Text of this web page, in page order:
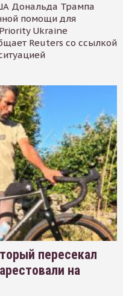
Дональда Трампа
помощи для
Ukraine
Reuters со ссылкой
пересекал
на